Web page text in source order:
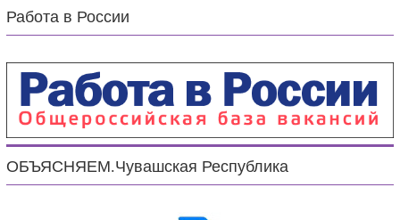
Работа в России
ОБЪЯСНЯЕМ.Чувашская Республика